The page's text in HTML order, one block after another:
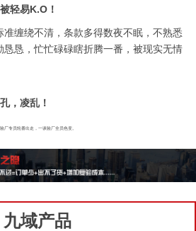
轻易K.O！
缠绕不清，条款多得数夜不眠，不熟悉
恳，忙忙碌碌瞎折腾一番，被现实无情
，凌乱！
厂专员轮番出走，一谈验厂全员色变。
九域产品